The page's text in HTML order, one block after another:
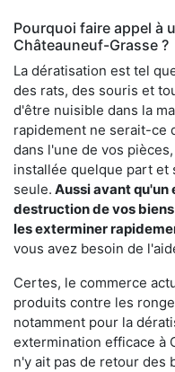
Pourquoi faire appel à
Châteauneuf-Grasse ?
La dératisation est tel
des rats, des souris et
d'être nuisible dans la
rapidement ne serait-ce
dans l'une de vos
installée quelque part et
seule. Aussi avant qu'un
destruction de vos
les exterminer
vous avez besoin de
Certes, le commerce
produits contre les
notamment pour la
extermination efficace à
n'y ait pas de retour des